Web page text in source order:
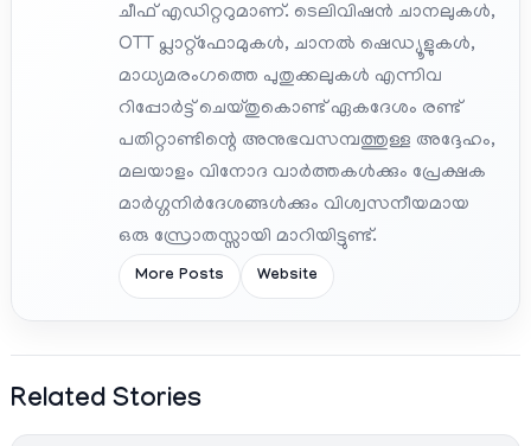
ചീഫ് എഡിറ്ററുമാണ്. ടെലിവിഷൻ ചാനലുകൾ,
OTT പ്ലാറ്റ്‌ഫോമുകൾ, ചാനൽ ഷെഡ്യൂളുകൾ,
മാധ്യമരംഗത്തെ പുതുക്കലുകൾ എന്നിവ
റിപ്പോർട്ട് ചെയ്തുകൊണ്ട് ഏകദേശം രണ്ട്
പതിറ്റാണ്ടിന്റെ അനുഭവസമ്പത്തുള്ള അദ്ദേഹം,
മലയാളം വിനോദ വാർത്തകൾക്കും പ്രേക്ഷക
മാർഗ്ഗനിർദേശങ്ങൾക്കും വിശ്വസനീയമായ
ഒരു സ്രോതസ്സായി മാറിയിട്ടുണ്ട്.
More Posts Website
Related Stories